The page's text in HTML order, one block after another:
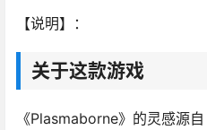
【说明】：
关于这款游戏
《Plasmaborne》的灵感源